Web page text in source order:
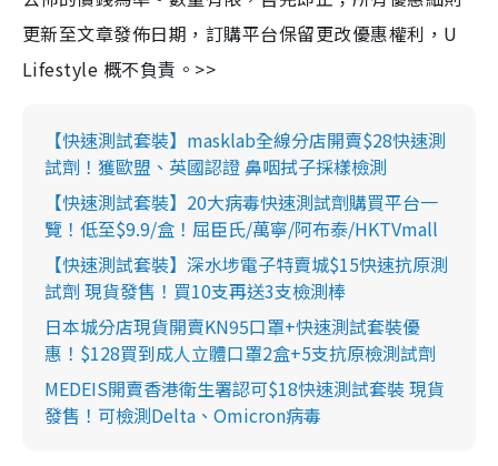
更新至文章發佈日期，訂購平台保留更改優惠權利，U
Lifestyle 概不負責。>>
【快速測試套裝】masklab全線分店開賣$28快速測
試劑！獲歐盟、英國認證 鼻咽拭子採樣檢測
【快速測試套裝】20大病毒快速測試劑購買平台一
覽！低至$9.9/盒！屈臣氏/萬寧/阿布泰/HKTVmall
【快速測試套裝】深水埗電子特賣城$15快速抗原測
試劑 現貨發售！買10支再送3支檢測棒
日本城分店現貨開賣KN95口罩+快速測試套裝優
惠！$128買到成人立體口罩2盒+5支抗原檢測試劑
MEDEIS開賣香港衛生署認可$18快速測試套裝 現貨
發售！可檢測Delta、Omicron病毒